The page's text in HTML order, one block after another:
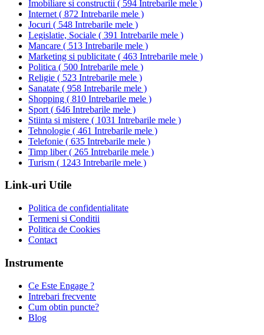
Imobiliare si constructii ( 594 Intrebarile mele )
Internet ( 872 Intrebarile mele )
Jocuri ( 548 Intrebarile mele )
Legislatie, Sociale ( 391 Intrebarile mele )
Mancare ( 513 Intrebarile mele )
Marketing si publicitate ( 463 Intrebarile mele )
Politica ( 500 Intrebarile mele )
Religie ( 523 Intrebarile mele )
Sanatate ( 958 Intrebarile mele )
Shopping ( 810 Intrebarile mele )
Sport ( 646 Intrebarile mele )
Stiinta si mistere ( 1031 Intrebarile mele )
Tehnologie ( 461 Intrebarile mele )
Telefonie ( 635 Intrebarile mele )
Timp liber( 265 Intrebarile mele )
Turism ( 1243 Intrebarile mele )
Link-uri Utile
Politica de confidentialitate
Termeni si Conditii
Politica de Cookies
Contact
Instrumente
Ce Este Engage ?
Intrebari frecvente
Cum obtin puncte?
Blog